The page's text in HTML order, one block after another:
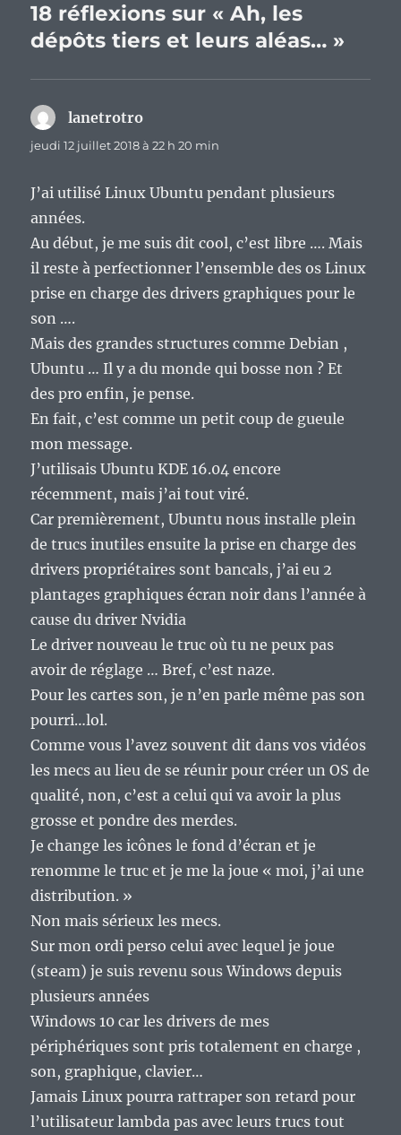
18 réflexions sur « Ah, les
dépôts tiers et leurs aléas… »
lanetrotro
jeudi 12 juillet 2018 à 22 h 20 min
J’ai utilisé Linux Ubuntu pendant plusieurs
années.
Au début, je me suis dit cool, c’est libre …. Mais
il reste à perfectionner l’ensemble des os Linux
prise en charge des drivers graphiques pour le
son ….
Mais des grandes structures comme Debian ,
Ubuntu … Il y a du monde qui bosse non ? Et
des pro enfin, je pense.
En fait, c’est comme un petit coup de gueule
mon message.
J’utilisais Ubuntu KDE 16.04 encore
récemment, mais j’ai tout viré.
Car premièrement, Ubuntu nous installe plein
de trucs inutiles ensuite la prise en charge des
drivers propriétaires sont bancals, j’ai eu 2
plantages graphiques écran noir dans l’année à
cause du driver Nvidia
Le driver nouveau le truc où tu ne peux pas
avoir de réglage … Bref, c’est naze.
Pour les cartes son, je n’en parle même pas son
pourri…lol.
Comme vous l’avez souvent dit dans vos vidéos
les mecs au lieu de se réunir pour créer un OS de
qualité, non, c’est a celui qui va avoir la plus
grosse et pondre des merdes.
Je change les icônes le fond d’écran et je
renomme le truc et je me la joue « moi, j’ai une
distribution. »
Non mais sérieux les mecs.
Sur mon ordi perso celui avec lequel je joue
(steam) je suis revenu sous Windows depuis
plusieurs années
Windows 10 car les drivers de mes
périphériques sont pris totalement en charge ,
son, graphique, clavier…
Jamais Linux pourra rattraper son retard pour
l’utilisateur lambda pas avec leurs trucs tout